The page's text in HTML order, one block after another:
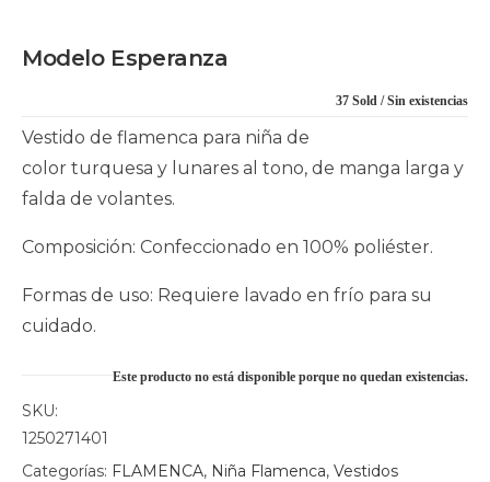
Modelo Esperanza
37 Sold Sin existencias
Vestido de flamenca para niña de
color turquesa y lunares al tono, de manga larga y
falda de volantes.
Composición: Confeccionado en 100% poliéster.
Formas de uso: Requiere lavado en frío para su
cuidado.
Este producto no está disponible porque no quedan existencias.
SKU:
1250271401
Categorías: FLAMENCA, Niña Flamenca, Vestidos